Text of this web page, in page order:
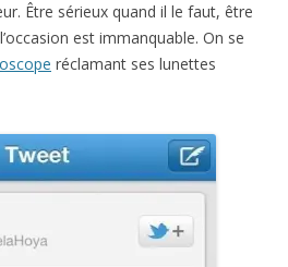
Être sérieux quand il le faut, être
est immanquable. On se
réclamant ses lunettes